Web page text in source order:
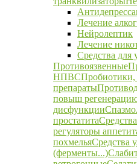
Лечение
Нейролептик
Лечение
Средства для
Противоязвенные
НПВСПробиотики,
препараты
повыш
дисфункции
простатита
регуляторы
похмельяСредства
(ферменты...)